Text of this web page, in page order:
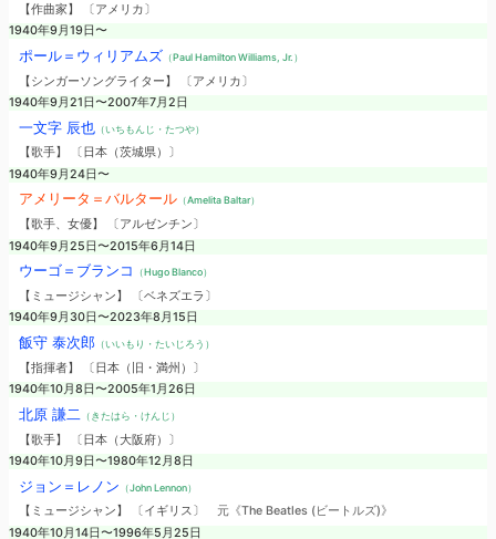
【作曲家】 〔アメリカ〕
1940年9月19日〜
ポール＝ウィリアムズ （Paul Hamilton Williams, Jr.）
【シンガーソングライター】 〔アメリカ〕
1940年9月21日〜2007年7月2日
一文字 辰也（いちもんじ・たつや）
【歌手】 〔日本（茨城県）〕
1940年9月24日〜
アメリータ＝バルタール（Amelita Baltar）
【歌手、女優】 〔アルゼンチン〕
1940年9月25日〜2015年6月14日
ウーゴ＝ブランコ （Hugo Blanco）
【ミュージシャン】 〔ベネズエラ〕
1940年9月30日〜2023年8月15日
飯守 泰次郎（いいもり・たいじろう）
【指揮者】 〔日本（旧・満州）〕
1940年10月8日〜2005年1月26日
北原 謙二 （きたはら・けんじ）
【歌手】 〔日本（大阪府）〕
1940年10月9日〜1980年12月8日
ジョン＝レノン （John Lennon）
【ミュージシャン】 〔イギリス〕 元《The Beatles (ビートルズ)》
1940年10月14日〜1996年5月25日